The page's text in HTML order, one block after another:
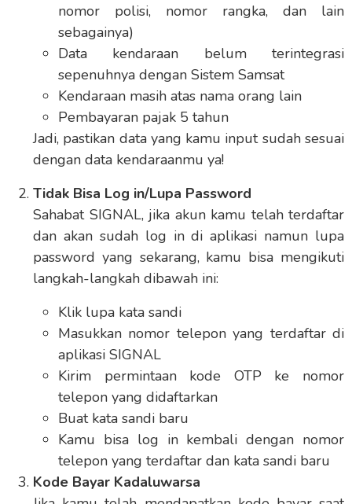
nomor polisi, nomor rangka, dan lain
sebagainya)
Data kendaraan belum terintegrasi
sepenuhnya dengan Sistem Samsat
Kendaraan masih atas nama orang lain
Pembayaran pajak 5 tahun
Jadi, pastikan data yang kamu input sudah sesuai
dengan data kendaraanmu ya!
Tidak Bisa Log in/Lupa Password
Sahabat SIGNAL, jika akun kamu telah terdaftar
dan akan sudah log in di aplikasi namun lupa
password yang sekarang, kamu bisa mengikuti
langkah-langkah dibawah ini:
Klik lupa kata sandi
Masukkan nomor telepon yang terdaftar di
aplikasi SIGNAL
Kirim permintaan kode OTP ke nomor
telepon yang didaftarkan
Buat kata sandi baru
Kamu bisa log in kembali dengan nomor
telepon yang terdaftar dan kata sandi baru
Kode Bayar Kadaluwarsa